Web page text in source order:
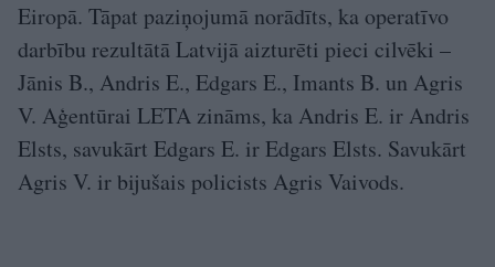
Eiropā. Tāpat paziņojumā norādīts, ka operatīvo
darbību rezultātā Latvijā aizturēti pieci cilvēki –
Jānis B., Andris E., Edgars E., Imants B. un Agris
V. Aģentūrai LETA zināms, ka Andris E. ir Andris
Elsts, savukārt Edgars E. ir Edgars Elsts. Savukārt
Agris V. ir bijušais policists Agris Vaivods.